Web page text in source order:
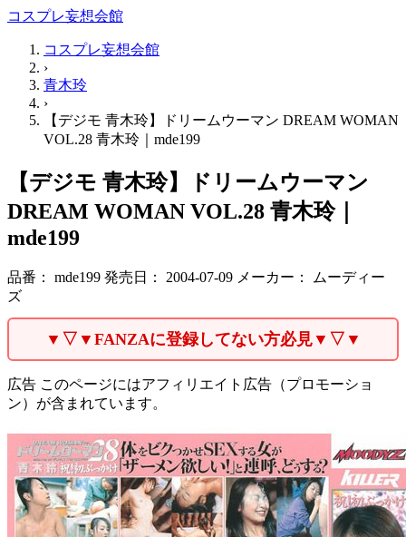
コスプレ妄想会館
コスプレ妄想会館
›
青木玲
›
【デジモ 青木玲】ドリームウーマン DREAM WOMAN
VOL.28 青木玲｜mde199
【デジモ 青木玲】ドリームウーマン
DREAM WOMAN VOL.28 青木玲｜
mde199
品番： mde199 発売日： 2004-07-09 メーカー：
ムーディー
ズ
▼▽▼FANZAに登録してない方必見▼▽▼
広告 このページにはアフィリエイト広告（プロモーショ
ン）が含まれています。